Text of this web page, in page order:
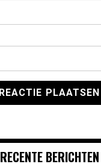
RECENTE BERICHTEN